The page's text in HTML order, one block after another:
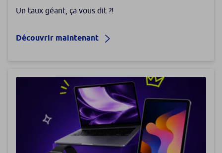
Un taux géant, ça vous dit ?!
Découvrir maintenant